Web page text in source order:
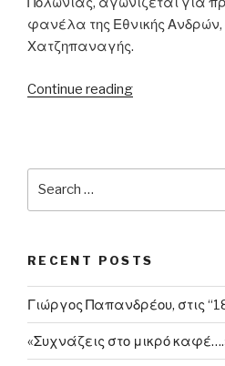
φανέλα της Εθνικής Ανδρών,
Χατζηπαναγής.
Continue reading“06.05.1976
γηπέδων
με
το
εθνόσημο”
RECENT POSTS
Γιώργος Παπανδρέου, στις
«Συχνάζεις στο μικρό